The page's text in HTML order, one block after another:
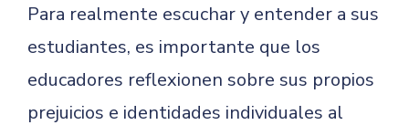
Para realmente escuchar y entender a sus
estudiantes, es importante que los
educadores reflexionen sobre sus propios
prejuicios e identidades individuales al